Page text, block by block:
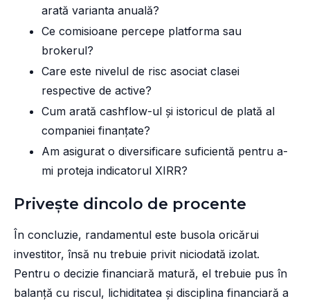
arată varianta anuală?
Ce comisioane percepe platforma sau
brokerul?
Care este nivelul de risc asociat clasei
respective de active?
Cum arată cashflow-ul și istoricul de plată al
companiei finanțate?
Am asigurat o diversificare suficientă pentru a-
mi proteja indicatorul XIRR?
Privește dincolo de procente
În concluzie, randamentul este busola oricărui
investitor, însă nu trebuie privit niciodată izolat.
Pentru o decizie financiară matură, el trebuie pus în
balanță cu riscul, lichiditatea și disciplina financiară a